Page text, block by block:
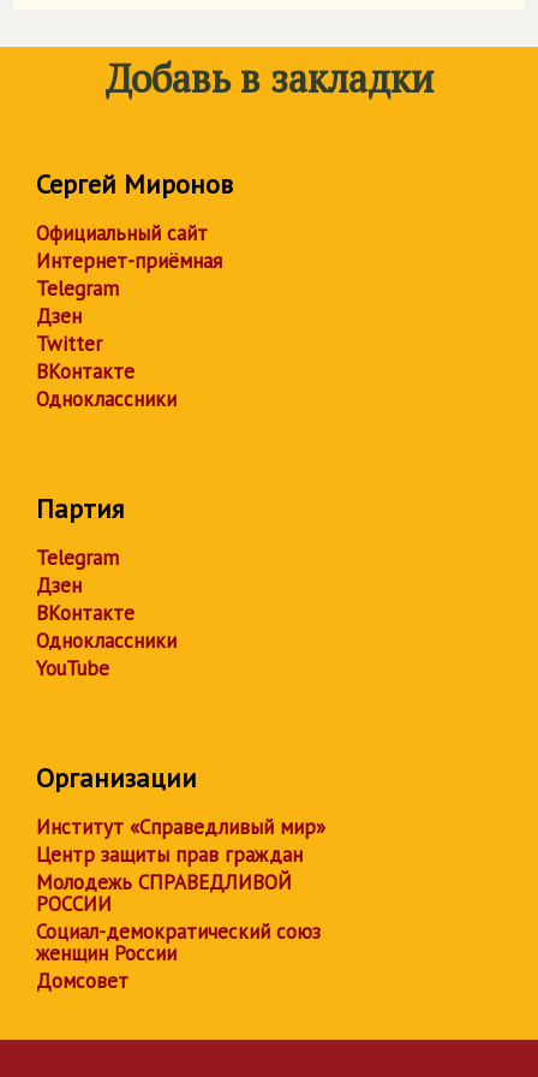
Добавь в закладки
Сергей Миронов
Официальный сайт
Интернет-приёмная
Telegram
Дзен
Twitter
ВКонтакте
Одноклассники
Партия
Telegram
Дзен
ВКонтакте
Одноклассники
YouTube
Организации
Институт «Справедливый мир»
Центр защиты прав граждан
Молодежь СПРАВЕДЛИВОЙ
РОССИИ
Социал-демократический союз
женщин России
Домсовет